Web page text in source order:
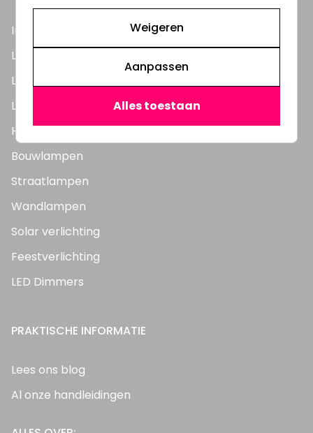
Inbouwspots
LED Lampen
LED TL Buizen
LED Panelen
Highbay's / Ufo's
Bouwlampen
Straatlampen
Wandlampen
Solar verlichting
Feestverlichting
LED Dimmers
PRAKTISCHE INFORMATIE
Lees ons blog
Al onze handleidingen
Weigeren
Aanpassen
Alles toestaan